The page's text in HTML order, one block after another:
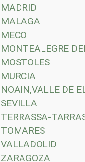
MADRID
MALAGA
MECO
MONTEALEGRE
MOSTOLES
MURCIA
NOAIN,VALLE DE
SEVILLA
TERRASSA-
TOMARES
VALLADOLID
ZARAGOZA